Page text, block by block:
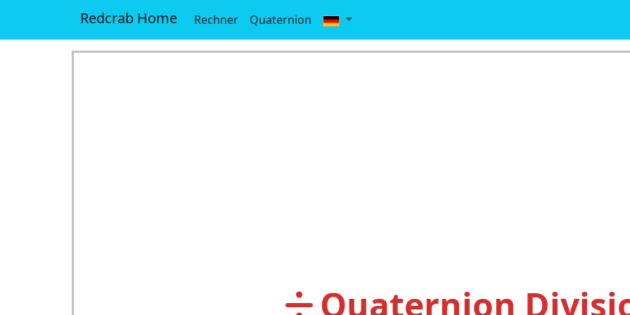
Redcrab Home Rechner Quaternion
Quaternion